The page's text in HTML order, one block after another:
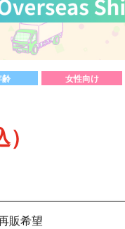
女性向け
販希望